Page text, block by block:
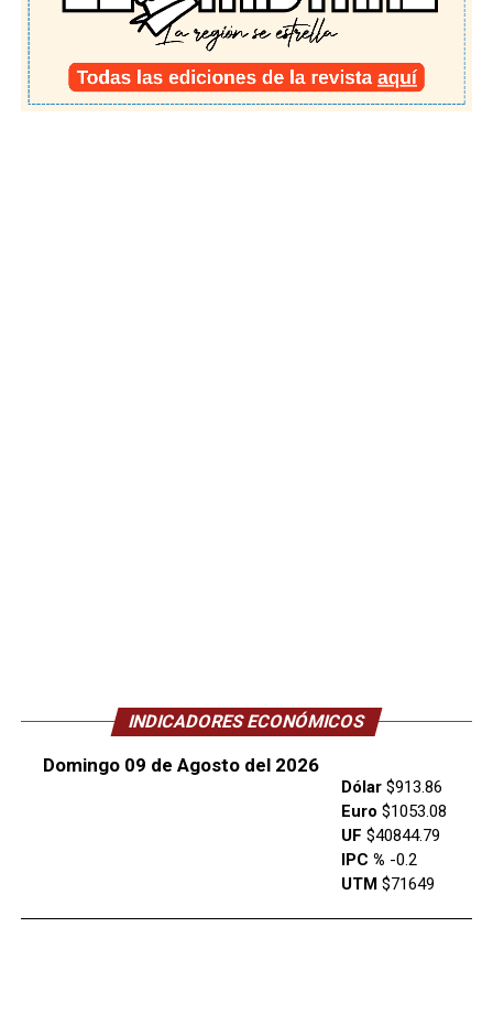
INDICADORES ECONÓMICOS
Domingo 09 de Agosto del 2026
Dólar$913.86
Euro $1053.08
UF $40844.79
IPC % -0.2
UTM$71649